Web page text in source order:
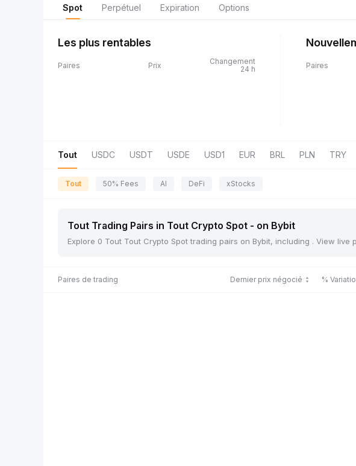
Spot Perpétuel Expiration Options
Les plus rentables
Paires Prix
Changement
24 h
Paires
Tout USDC USDT USDE USD1 EUR BRL PLN TRY
Tout 50% Fees AI DeFi xStocks
Tout Trading Pairs in Tout Crypto Spot - on Bybit
Explore 0 Tout Tout Crypto Spot trading pairs on Bybit, including . View
Paires de trading Dernier prix négocié %